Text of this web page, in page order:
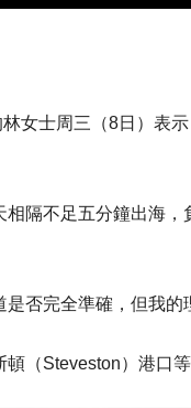
女士周三（8日）表
隔不足五分鐘出海
否完全準確，但我的
（Steveston）港口等